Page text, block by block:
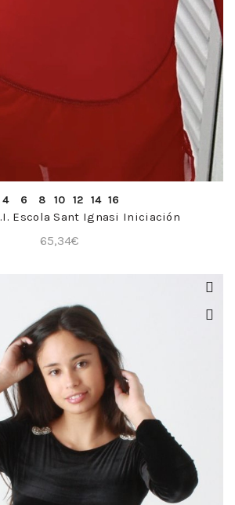
COMPRA RÁPIDA
4 6 8 10 12 14 16
Escola Sant Ignasi Iniciación
65,34€